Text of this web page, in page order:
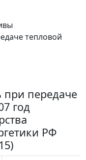
тепловой
при передаче
год
РФ